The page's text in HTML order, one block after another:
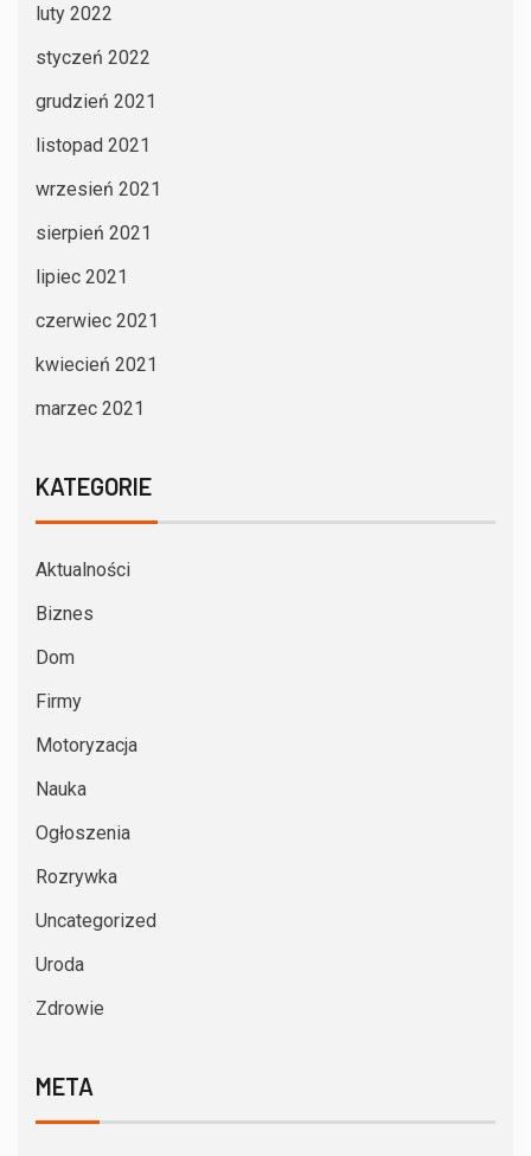
luty 2022
styczeń 2022
grudzień 2021
listopad 2021
wrzesień 2021
sierpień 2021
lipiec 2021
czerwiec 2021
kwiecień 2021
marzec 2021
KATEGORIE
Aktualności
Biznes
Dom
Firmy
Motoryzacja
Nauka
Ogłoszenia
Rozrywka
Uncategorized
Uroda
Zdrowie
META